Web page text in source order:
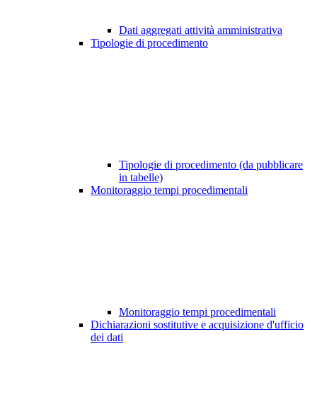
Dati aggregati attività amministrativa
Tipologie di procedimento
Tipologie di procedimento (da pubblicare
in tabelle)
Monitoraggio tempi procedimentali
Monitoraggio tempi procedimentali
Dichiarazioni sostitutive e acquisizione d'ufficio
dei dati